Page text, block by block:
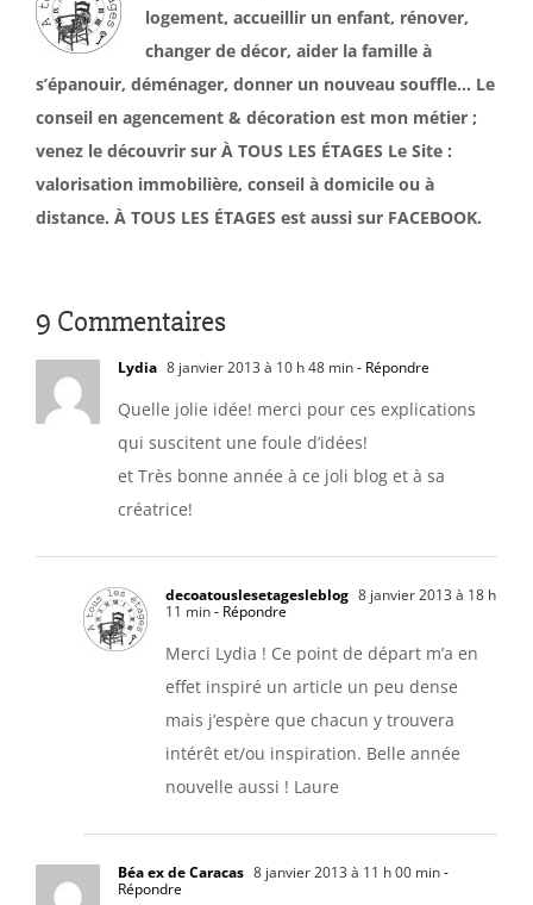
logement, accueillir un enfant, rénover,
changer de décor, aider la famille à
s’épanouir, déménager, donner un nouveau souffle… Le
conseil en agencement & décoration est mon métier ;
venez le découvrir sur À TOUS LES ÉTAGES Le Site :
valorisation immobilière, conseil à domicile ou à
distance. À TOUS LES ÉTAGES est aussi sur FACEBOOK.
9 Commentaires
Lydia 8 janvier 2013 à 10 h 48 min- Répondre
Quelle jolie idée! merci pour ces explications
qui suscitent une foule d’idées!
et Très bonne année à ce joli blog et à sa
créatrice!
decoatouslesetagesleblog 8 janvier 2013 à 18 h
11 min- Répondre
Merci Lydia ! Ce point de départ m’a en
effet inspiré un article un peu dense
mais j’espère que chacun y trouvera
intérêt et/ou inspiration. Belle année
nouvelle aussi ! Laure
Béa ex de Caracas 8 janvier 2013 à 11 h 00 min-
Répondre